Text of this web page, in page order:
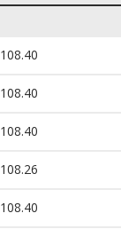
108.40
108.40
108.40
108.26
108.40